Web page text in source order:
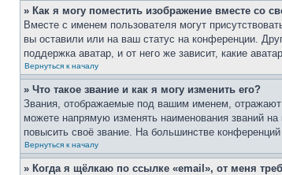
» Как я могу поместить изображение вместе со
Вместе с именем пользователя могут
вы оставили или на ваш статус на конференции.
поддержка аватар, и от него же зависит, какие
Вернуться к началу
» Что такое звание и как я могу изменить его?
Звания, отображаемые под вашим именем,
можете напрямую изменять наименования званий
повысить своё звание. На большинстве
Вернуться к началу
» Когда я щёлкаю по ссылке «email», от меня